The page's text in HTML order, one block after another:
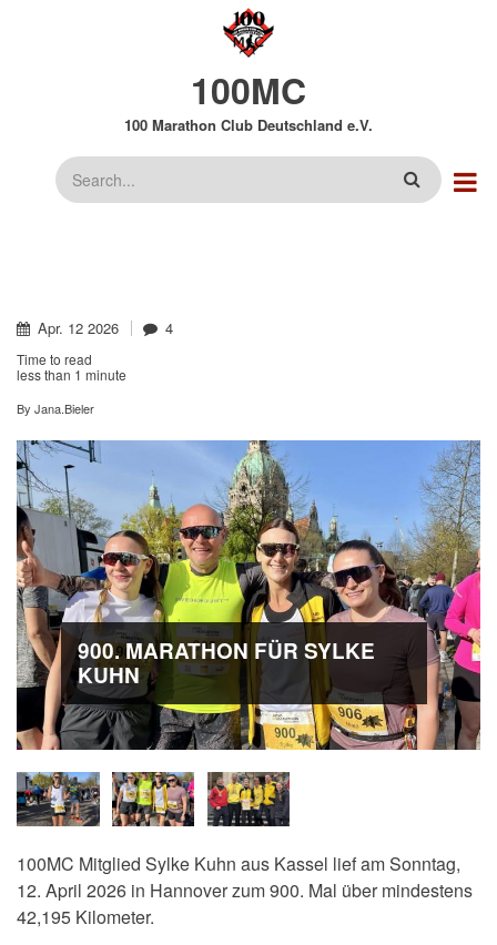
100MC
100 Marathon Club Deutschland e.V.
Suche
Apr. 12 2026 4
Time to read
less than 1 minute
By Jana.Bieler
900. MARATHON FÜR SYLKE
KUHN
100MC Mitglied Sylke Kuhn aus Kassel lief am Sonntag,
12. April 2026 in Hannover zum 900. Mal über mindestens
42,195 Kilometer.